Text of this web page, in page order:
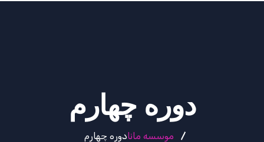
دوره چهارم
موسسه مانادوره چهارم